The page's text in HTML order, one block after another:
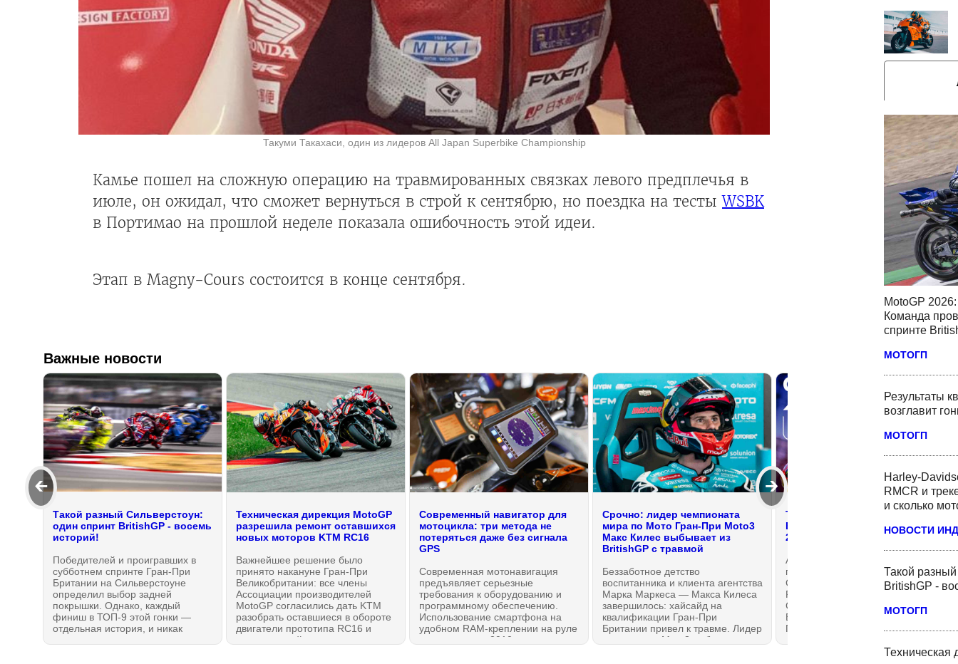
MotoGP
Команда
спринте
МОТОГП
Результаты
возглавит
МОТОГП
Harley-
RMCR и
и сколько
НОВОСТИ
Такой
BritishGP -
МОТОГП
Техническая
Такуми Такахаси, один из лидеров All Japan Superbike Championship
Камье пошел на сложную операцию на травмированных связках левого предплечья в
июле, он ожидал, что сможет вернуться в строй к сентябрю, но поездка на тестыWSBK
в Портимао на прошлой неделе показала ошибочность этой идеи.
Этап в Magny-Cours состоится в конце сентября.
Важные новости
🡰 🡲
Такой разный Сильверстоун:
один спринт BritishGP - восемь
историй!
Победителей и проигравших в
субботнем спринте Гран-При
Британии на Сильверстоуне
определил выбор задней
покрышки. Однако, каждый
финиш в ТОП-9 этой гонки —
отдельная история, и никак
Техническая дирекция MotoGP
разрешила ремонт оставшихся
новых моторов KTM RC16
Важнейшее решение было
принято накануне Гран-При
Великобритании: все члены
Ассоциации производителей
MotoGP согласились дать KTM
разобрать оставшиеся в обороте
двигатели прототипа RC16 и
устранить найденную угрозу
Современный навигатор для
мотоцикла: три метода не
потеряться даже без сигнала
GPS
Современная мотонавигация
предъявляет серьезные
требования к оборудованию и
программному обеспечению.
Использование смартфона на
удобном RAM-креплении на руле
— решение из 2010-х, и оно
Срочно: лидер чемпионата
мира по Мото Гран-При Moto3
Макс Килес выбывает из
BritishGP с травмой
Беззаботное детство
воспитанника и клиента агентства
Марка Маркеса — Макса Килеса
завершилось: хайсайд на
квалификации Гран-При
Британии привел к травме. Лидер
чемпионата Moto3 выбывает из
Трансляция: Спринт Гран-При
Британии BritishGP MotoGP
2026
Aprilia против Ducati:
продолжение! Кому
Сильверстоун — новый Дом
Родной, а кому — тёща?
Субботний спринт Гран-При
Британии #BritishGP Мото Гран-
При от старта до финиша без